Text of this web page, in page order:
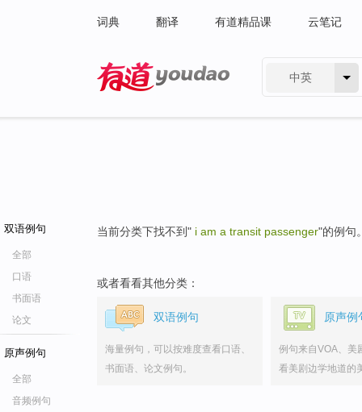
词典 翻译 有道精品课 云笔记
中英
双语例句
全部
口语
书面语
论文
原声例句
全部
音频例句
当前分类下找不到" i am a transit passenger"的例句
或者看看其他分类：
双语例句
海量例句，可以按难度查看口语、
书面语、论文例句。
原声例
例句来自VOA、美
看美剧边学地道的